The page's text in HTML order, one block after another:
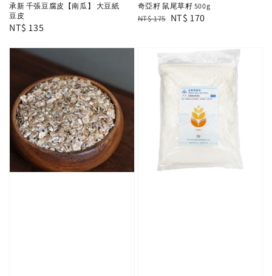
承新 千張豆腐皮【南瓜】 大豆紙
豆皮
Regular
NT$ 135
奇亞籽 鼠尾草籽 500g
Regular
NT$ 175 Sale
NT$ 170